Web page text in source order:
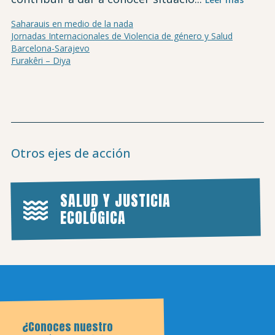
Saharauis en medio de la nada
Jornadas Internacionales de Violencia de género y Salud
Barcelona-Sarajevo
Furakêri – Diya
Otros ejes de acción
SALUD Y JUSTICIA
ECOLÓGICA
¿Conoces nuestro